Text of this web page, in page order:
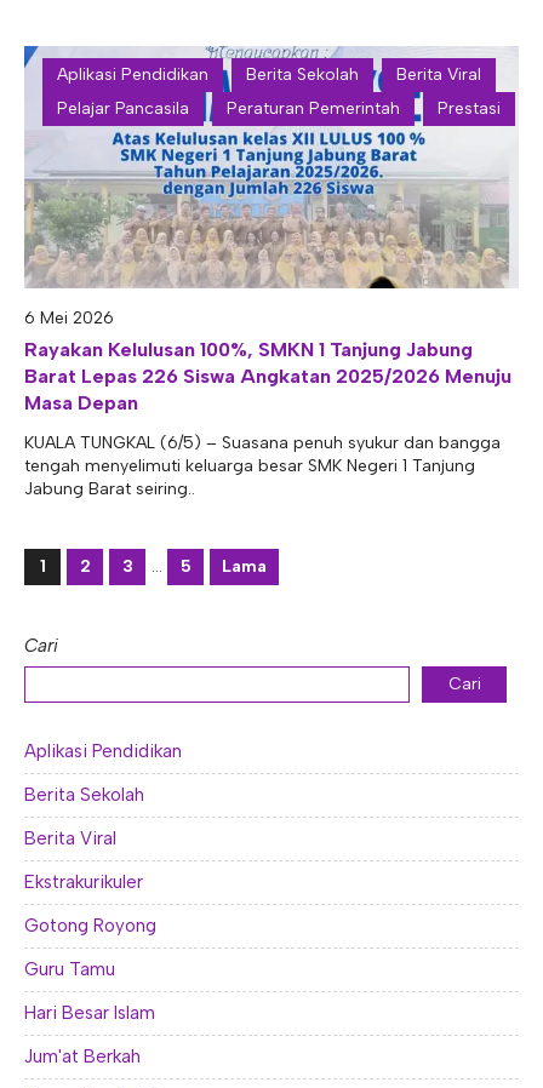
Aplikasi Pendidikan Berita Sekolah
Berita Viral
Pelajar Pancasila
Peraturan Pemerintah Prestasi
6 Mei 2026
Rayakan Kelulusan 100%, SMKN 1 Tanjung Jabung
Barat Lepas 226 Siswa Angkatan 2025/2026 Menuju
Masa Depan
KUALA TUNGKAL (6/5) – Suasana penuh syukur dan bangga
tengah menyelimuti keluarga besar SMK Negeri 1 Tanjung
Jabung Barat seiring..
1 2 3 … 5 Lama
Cari
Cari
Aplikasi Pendidikan
Berita Sekolah
Berita Viral
Ekstrakurikuler
Gotong Royong
Guru Tamu
Hari Besar Islam
Jum'at Berkah